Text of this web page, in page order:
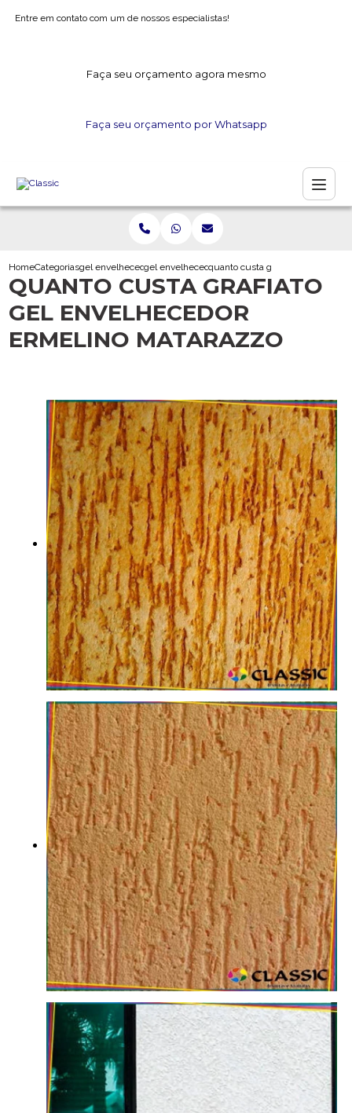
Entre em contato com um de nossos especialistas!
Faça seu orçamento agora mesmo
Faça seu orçamento por Whatsapp
HomeCategoriasgel envelhecedorgel envelhecedor para gesso
quanto custa grafiato gel
QUANTO CUSTA GRAFIATO
GEL ENVELHECEDOR
ERMELINO MATARAZZO